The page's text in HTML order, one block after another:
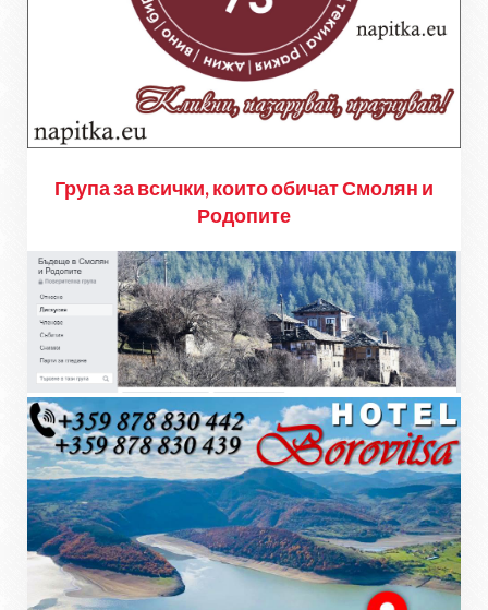
Група за всички, които обичат Смолян и
Родопите